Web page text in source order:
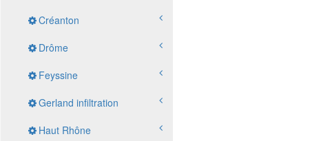
Créanton
Drôme
Feyssine
Gerland infiltration
Haut Rhône